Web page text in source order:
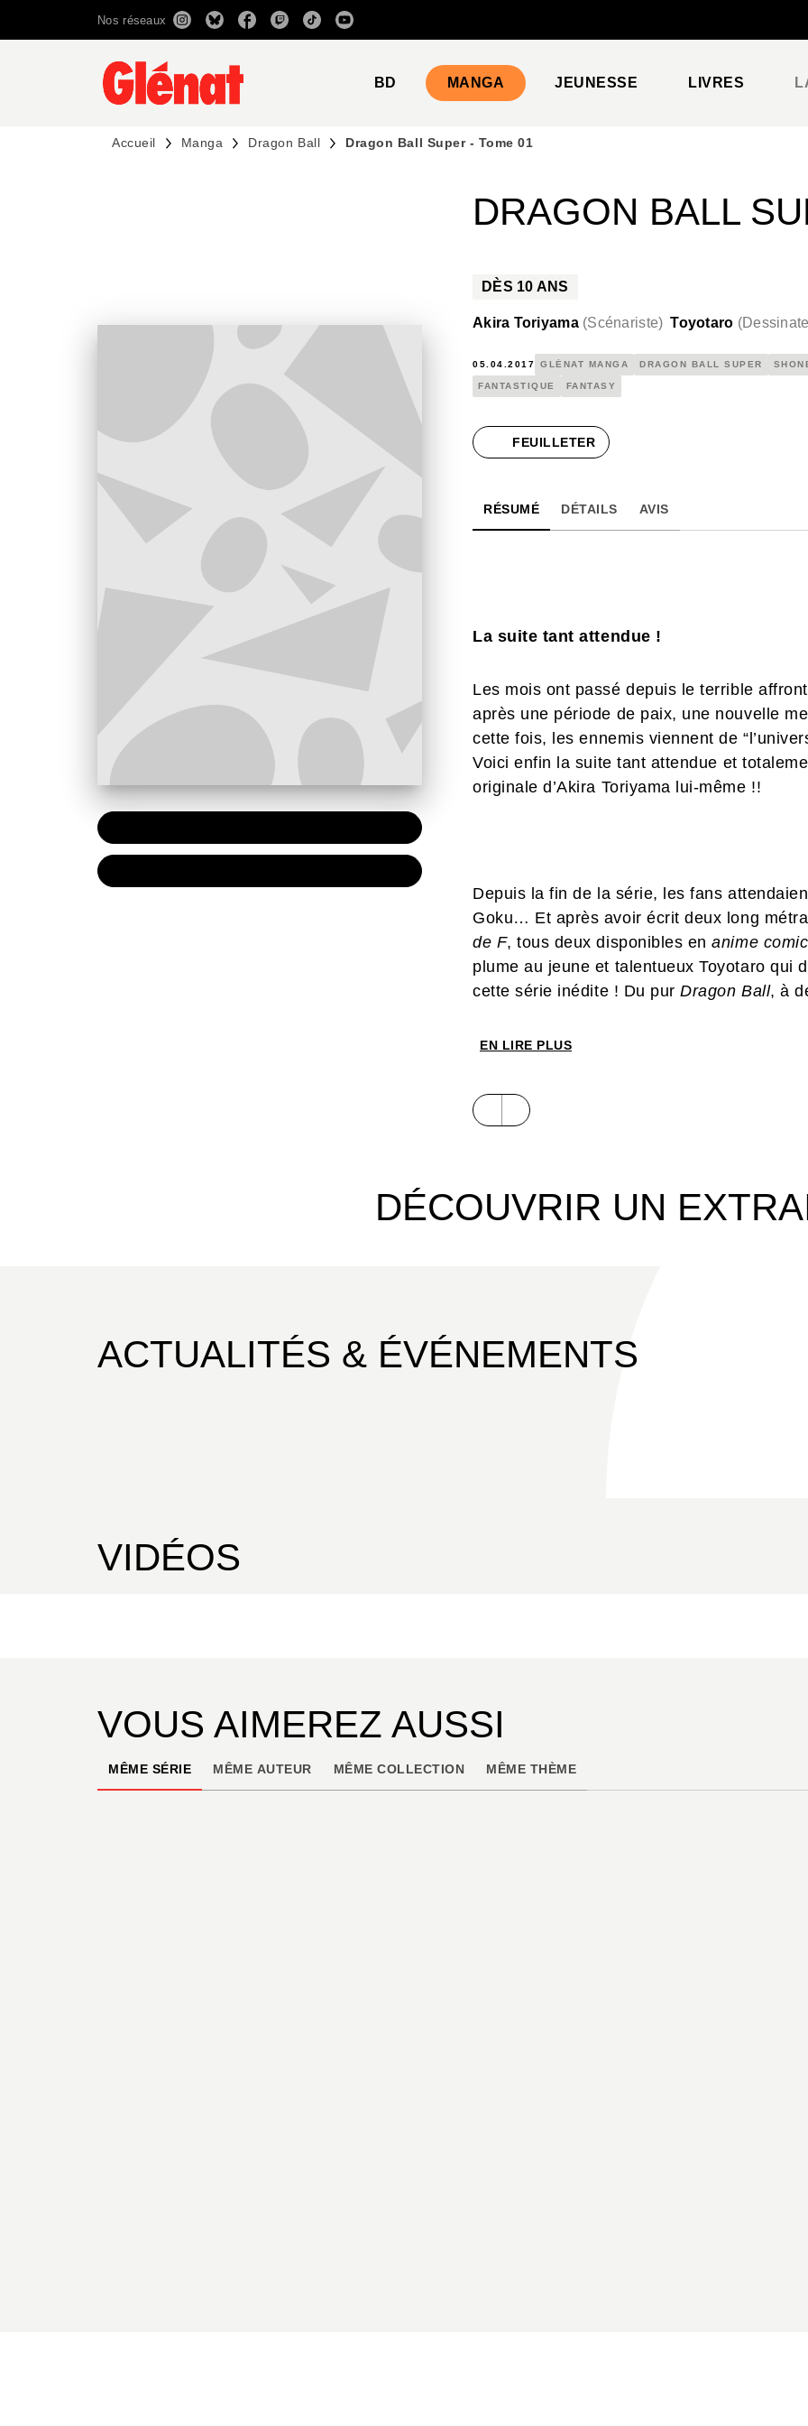
RECHERCHE CONTENU
Nos réseaux
BD MANGA JEUNESSE LIVRES
Accueil Manga Dragon Ball Dragon Ball Super - Tome 01
DRAGON BALL
DÈS 10 ANS
Akira Toriyama (Scénariste) Toyotaro (
05.04.2017 GLÉNAT MANGA DRAGON BALL SUPER
FANTASTIQUE FANTASY
FEUILLETER
RÉSUMÉ DÉTAILS AVIS
La suite tant attendue !
Les mois ont passé depuis le terrible
après une période de paix, une nouvelle
cette fois, les ennemis viennent de
Voici enfin la suite tant attendue et
originale d’Akira Toriyama lui-même !!
Depuis la fin de la série, les fans
Goku… Et après avoir écrit deux long
de F, tous deux disponibles enanime
plume au jeune et talentueux Toyotaro qui
cette série inédite ! Du purDragon Ball, à
EN LIRE PLUS
DÉCOUVRIR UN
ACTUALITÉS & ÉVÉNEMENTS
VIDÉOS
VOUS AIMEREZ AUSSI
MÊME SÉRIE MÊME AUTEUR MÊME COLLECTION MÊME THÈME